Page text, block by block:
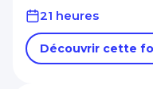
21 heures
Découvrir cette